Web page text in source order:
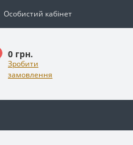
Особистий кабінет
0 грн.
Зробити
замовлення